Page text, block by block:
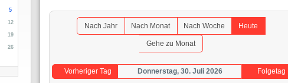
Nach Jahr Nach Monat Nach Woche Heute
Gehe zu Monat
Vorheriger Tag Donnerstag, 30. Juli 2026 Folgetag
5
12
19
26